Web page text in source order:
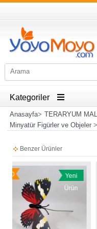
Kategoriler
Anasayfa> TERARYUM
Minyatür Figürler ve Objeler>
Benzer Ürünler
Ürün
%10
İndirim